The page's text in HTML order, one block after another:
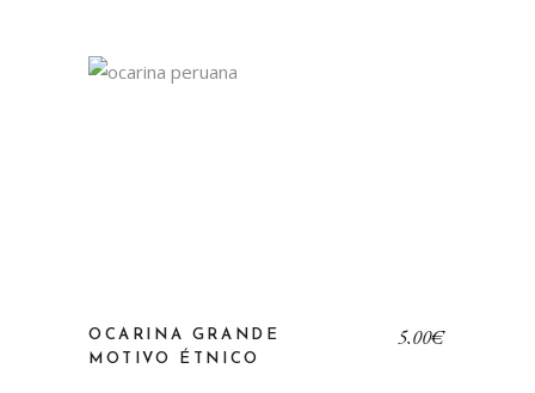
OCARINA GRANDE
MOTIVO ÉTNICO
5,00€